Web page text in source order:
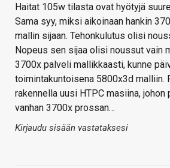
Haitat 105w tilasta ovat hyötyjä
Sama syy, miksi aikoinaan hankin
mallin sijaan. Tehonkulutus olisi
Nopeus sen sijaa olisi noussut vain
3700x palveli mallikkaasti, kunne
toimintakuntoisena 5800x3d malliin.
rakennella uusi HTPC masiina,
vanhan 3700x prossan…
Kirjaudu sisään vastataksesi